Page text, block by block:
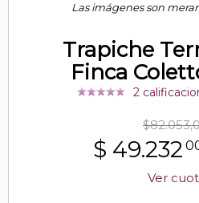
Las imágenes son
Trapiche
Finca
2
$ 49.232
Ver